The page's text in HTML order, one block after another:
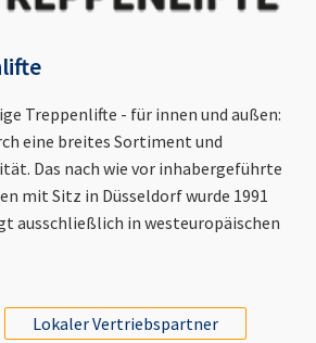
Treppenlifte - für innen und außen:
eine breites Sortiment und
Das nach wie vor inhabergeführte
mit Sitz in Düsseldorf wurde 1991
ausschließlich in westeuropäischen
Lokaler Vertriebspartner